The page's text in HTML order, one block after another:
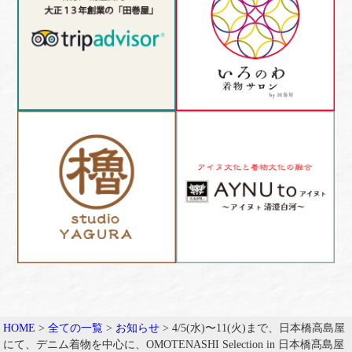
HOME >全ての一覧 > お知らせ >4/5(水)〜11(火)まで、日本橋高島屋
にて、デニム着物を中心に、OMOTENASHI Selection in 日本橋髙島屋